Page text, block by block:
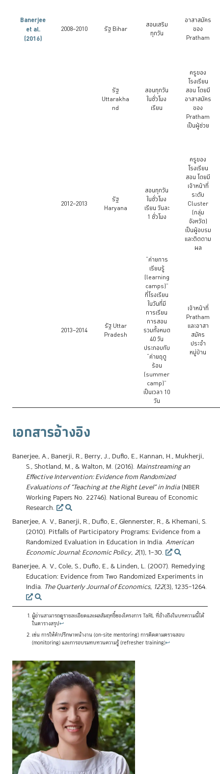
Banerjee
et al.
(2016)
2008–2010 รัฐ Bihar
สอนเสริม
ทุกวัน
อาสาสมัคร
ของ
Pratham
รัฐ
Uttarakha
nd
สอนทุกวัน
ในชั่วโมง
เรียน
ครูของ
โรงเรียน
สอน โดยมี
อาสาสมัคร
ของ
Pratham
เป็นผู้ช่วย
2012–2013
รัฐ
Haryana
สอนทุกวัน
ในชั่วโมง
เรียน วันละ
1 ชั่วโมง
ครูของ
โรงเรียน
สอน โดยมี
เจ้าหน้าที่
ระดับ
Cluster
(กลุ่ม
จังหวัด)
เป็นผู้อบรม
และติดตาม
ผล
2013–2014
รัฐ Uttar
Pradesh
“ค่ายการ
เรียนรู้
(learning
camps)”
ที่โรงเรียน
ในวันที่มี
การเรียน
การสอน
รวมทั้งหมด
40 วัน
ประกอบกับ
“ค่ายฤดู
ร้อน
(summer
camp)”
เป็นเวลา 10
วัน
เจ้าหน้าที่
Pratham
และอาสา
สมัคร
ประจำ
หมู่บ้าน
เอกสารอ้างอิง
Banerjee, A., Banerji, R., Berry, J., Duflo, E., Kannan, H., Mukherji,
S., Shotland, M., & Walton, M. (2016). Mainstreaming an
Effective Intervention: Evidence from Randomized
Evaluations of “Teaching at the Right Level” in India(NBER
Working Papers No. 22746). National Bureau of Economic
Research.
Banerjee, A. V., Banerji, R., Duflo, E., Glennerster, R., & Khemani, S.
(2010). Pitfalls of Participatory Programs: Evidence from a
Randomized Evaluation in Education in India. American
Economic Journal: Economic Policy, 2(1), 1–30.
Banerjee, A. V., Cole, S., Duflo, E., & Linden, L. (2007). Remedying
Education: Evidence from Two Randomized Experiments in
India. The Quarterly Journal of Economics, 122(3), 1235–1264.
ผู้อ่านสามารถดูรายละเอียดและผลสัมฤทธิ์ของโครงการ TaRL ที่อ้างถึงในบทความนี้ได้
ในตารางสรุป↩
เช่น การให้คำปรึกษาหน้างาน (on-site mentoring) การติดตามตรวจสอบ
(monitoring) และการอบรมทบทวนความรู้ (refresher training)↩